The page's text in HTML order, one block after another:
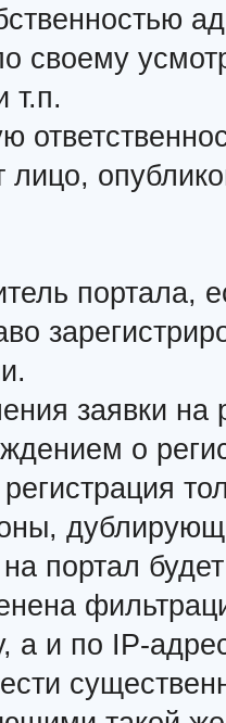
своему
т.п.
лицо,
портала,
заявки на
о
портал
а и по IP-